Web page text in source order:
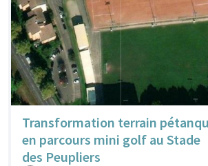
Transformation terrain
en parcours mini golf au Stade
des Peupliers